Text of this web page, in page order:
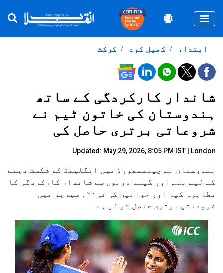
کرکٹ کھیل کود ابتداء
شاندار کارکردگی کے ساتھ
ہندوستان کی خاتون ٹیم نے
شروعاتی برتری حاصل کی
Updated: May 29, 2026, 8:05 PM IST | London
ہندوستان نے چیلمسفورڈ میں انگلینڈ کو شکست دینے
کے لیے بلے اور گیند دونوں سے شاندار کارکردگی کا
مظاہرہ کیا اور خواتین کی ٹی۲۰؍ سیریز میں
شروعاتی برتری حاصل کر لی ہے۔